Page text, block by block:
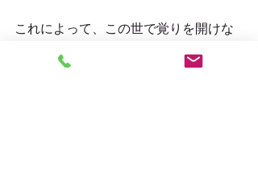
これによって、この世で覚りを開けな
極楽に救われて、苦悩無い極楽世界で